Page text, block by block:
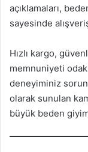
açıklamaları,
sayesinde
Hızlı kargo,
memnuniyeti
deneyiminiz
olarak sunulan
büyük beden